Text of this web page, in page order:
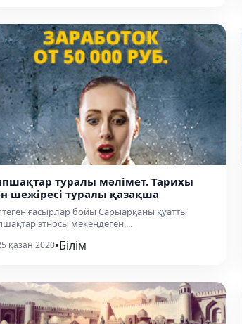
туралы мәлімет. Тарихы
шежіресі туралы қазақша
ғасырлар бойы Сарыарқаны қуатты
этносы мекендеген....
қазан 2020•Білім